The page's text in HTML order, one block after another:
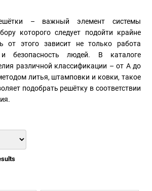
– важный элемент системы
которого следует подойти крайне
от этого зависит не только работа
безопасность людей. В каталоге
различной классификации – от A до
литья, штамповки и ковки, такое
подобрать решётку в соответствии